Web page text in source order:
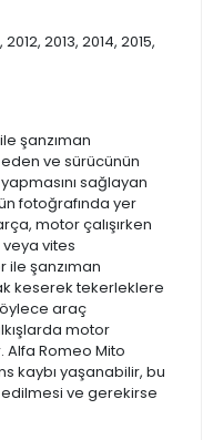
2013, 2014, 2015,
şanzıman
eden ve sürücünün
sağlayan
fotoğrafında yer
motor çalışırken
vites
şanzıman
keserek tekerleklere
araç
motor
Alfa Romeo Mito
kaybı yaşanabilir, bu
ve gerekirse